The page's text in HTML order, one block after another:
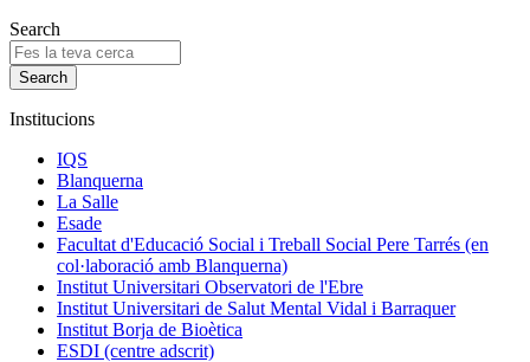
Search
Institucions
IQS
Blanquerna
La Salle
Esade
Facultat d'Educació Social i Treball Social Pere Tarrés (en
col·laboració amb Blanquerna)
Institut Universitari Observatori de l'Ebre
Institut Universitari de Salut Mental Vidal i Barraquer
Institut Borja de Bioètica
ESDI (centre adscrit)